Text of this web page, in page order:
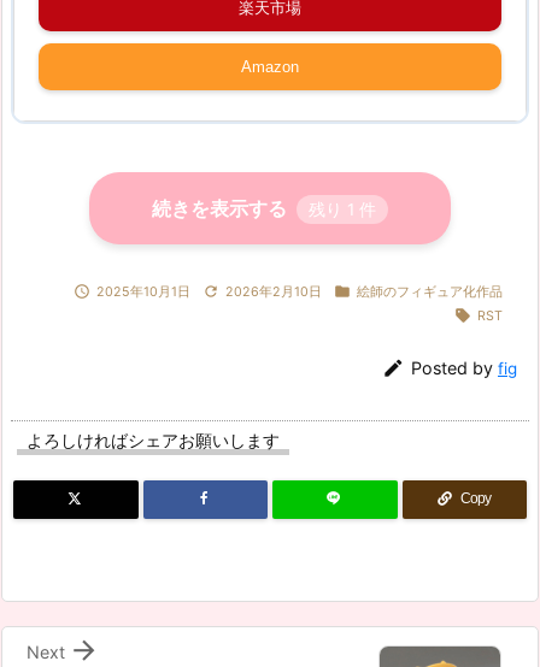
楽天市場
Amazon
続きを表示する 残り 1 件
 2025年10月1日  2026年2月10日  絵師のフィギュア化作品
 RST
 Posted by fig
よろしければシェアお願いします
Copy

Next